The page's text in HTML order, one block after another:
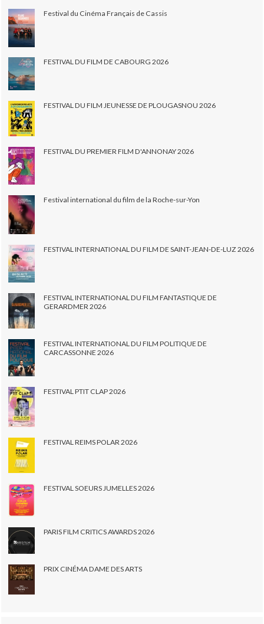
Festival du Cinéma Français de Cassis
FESTIVAL DU FILM DE CABOURG 2026
FESTIVAL DU FILM JEUNESSE DE PLOUGASNOU 2026
FESTIVAL DU PREMIER FILM D'ANNONAY 2026
Festival international du film de la Roche-sur-Yon
FESTIVAL INTERNATIONAL DU FILM DE SAINT-JEAN-DE-LUZ 2026
FESTIVAL INTERNATIONAL DU FILM FANTASTIQUE DE
GERARDMER 2026
FESTIVAL INTERNATIONAL DU FILM POLITIQUE DE
CARCASSONNE 2026
FESTIVAL PTIT CLAP 2026
FESTIVAL REIMS POLAR 2026
FESTIVAL SOEURS JUMELLES 2026
PARIS FILM CRITICS AWARDS 2026
PRIX CINÉMA DAME DES ARTS